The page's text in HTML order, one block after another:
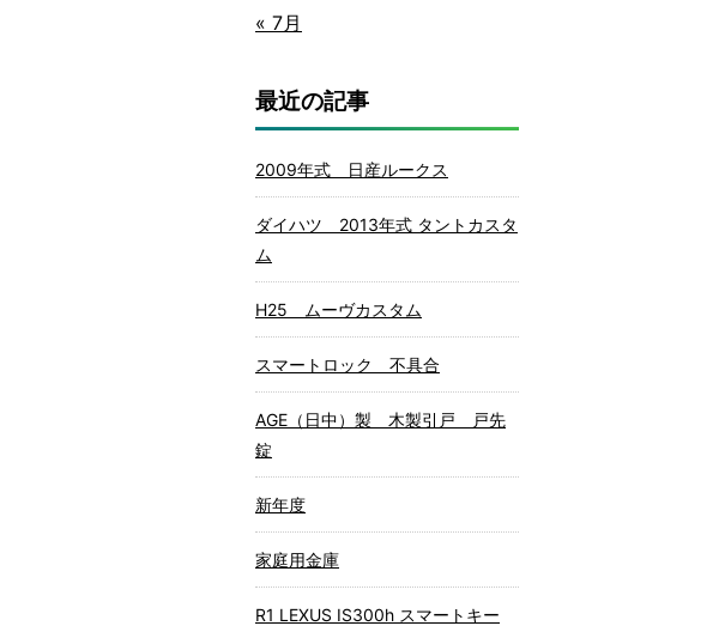
« 7月
最近の記事
2009年式 日産ルークス
ダイハツ 2013年式 タントカスタ
ム
H25 ムーヴカスタム
スマートロック 不具合
AGE（日中）製 木製引戸 戸先
錠
新年度
家庭用金庫
R1 LEXUS IS300h スマートキー